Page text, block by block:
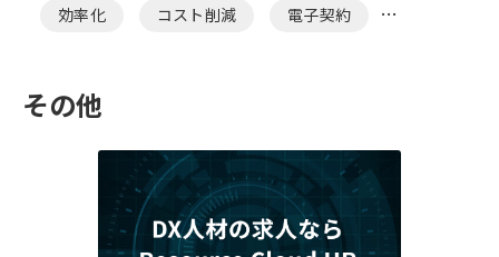
効率化
コスト削減
電子契約
その他